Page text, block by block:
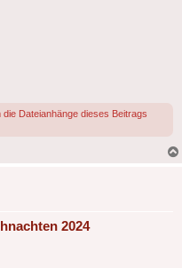
Dateianhänge dieses Beitrags
2024